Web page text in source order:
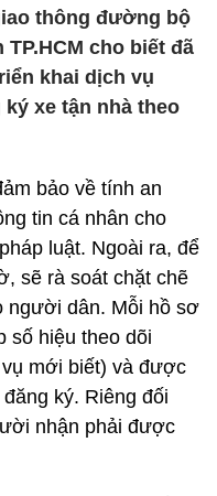
thông đường bộ
cho biết đã
khai dịch vụ
xe tận nhà theo
bảo về tính an
tin cá nhân cho
luật. Ngoài ra, để
sẽ rà soát chặt chẽ
người dân. Mỗi hồ sơ
số hiệu theo dõi
mới biết) và được
ký. Riêng đối
nhận phải được